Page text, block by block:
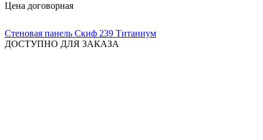
Цена договорная
Стеновая панель Скиф 239 Титаниум
ДОСТУПНО ДЛЯ ЗАКАЗА